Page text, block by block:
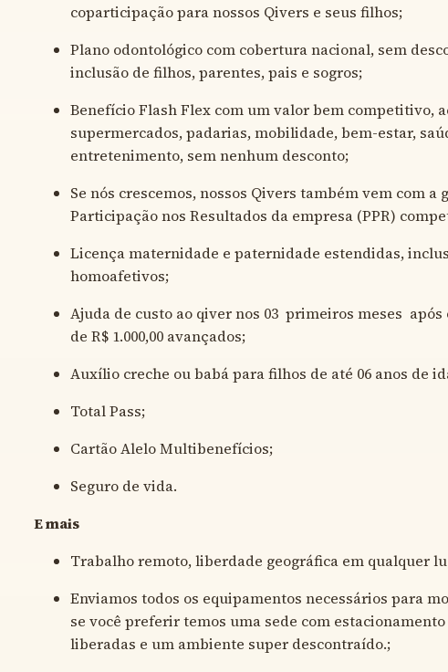
coparticipação para nossos Qivers e seus filhos;
Plano odontológico com cobertura nacional, sem
inclusão de filhos, parentes, pais e sogros;
Benefício Flash Flex com um valor bem competitivo,
supermercados, padarias, mobilidade, bem-estar,
entretenimento, sem nenhum desconto;
Se nós crescemos, nossos Qivers também vem com a
Participação nos Resultados da empresa (PPR)
Licença maternidade e paternidade estendidas,
homoafetivos;
Ajuda de custo ao qiver nos 03 primeiros meses
de R$ 1.000,00 avançados;
Auxílio creche ou babá para filhos de até 06 anos de
Total Pass;
Cartão Alelo Multibenefícios;
Seguro de vida.
E mais
Trabalho remoto, liberdade geográfica em qualquer
Enviamos todos os equipamentos necessários para
se você preferir temos uma sede com
liberadas e um ambiente super descontraído.;